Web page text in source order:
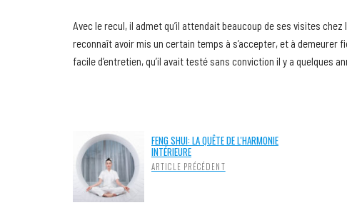
Avec le recul, il admet qu’il attendait beaucoup de ses visites
reconnaît avoir mis un certain temps à s’accepter, et à demeurer
facile d’entretien, qu’il avait testé sans conviction il y a quelques
FENG SHUI: LA QUÊTE DE L'HARMONIE
INTÉRIEURE
ARTICLE PRÉCÉDENT